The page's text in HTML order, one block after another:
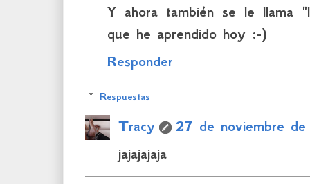
Y ahora también se le llama
que he aprendido hoy :-)
Responder
Respuestas
Tracy
27 de noviembre
jajajajaja